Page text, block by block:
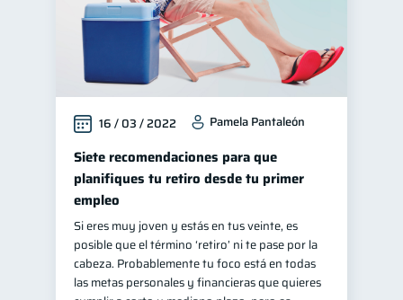
Control de deudas 30
Finanzas familiares 25
Inclusión financiera 22
Bienestar financiero 22
Finanzas para mujeres 20
Salud financiera 12
Productos financieros 11
Organización Financiera
Deudas 10
Entidad financiera 8
16 / 03 / 2022 Pamela Pantaleón
Siete recomendaciones para que
planifiques tu retiro desde tu primer
empleo
Si eres muy joven y estás en tus veinte, es
posible que el término ‘retiro’ ni te pase por la
cabeza. Probablemente tu foco está en todas
las metas personales y financieras que quieres